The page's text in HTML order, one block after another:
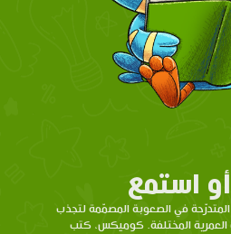
أو استمع
المتدرّحة في الصعوبة المصمّمة لتجذب
العمرية المختلفة. كوميكس، كتب